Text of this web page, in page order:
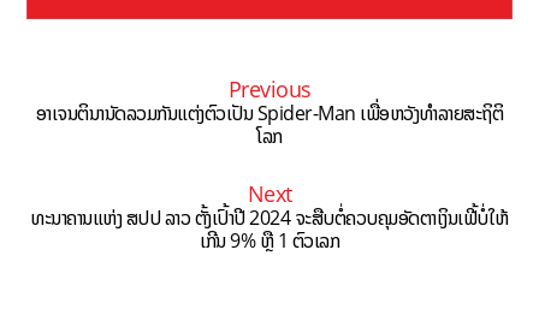
Previous
ອາເຈນຕິນານັດລວມກັນແຕ່ງຕົວເປັນ Spider-Man ເພື່ອຫວັງທຳລາຍສະຖິຕິ
ໂລກ
Next
ທະນາຄານແຫ່ງ ສປປ ລາວ ຕັ້ງເປົ້າປີ 2024 ຈະສືບຕໍ່ຄວບຄຸມອັດຕາເງິນເຟີ້ບໍ່ໃຫ້
ເກີນ 9% ຫຼື 1 ຕົວເລກ